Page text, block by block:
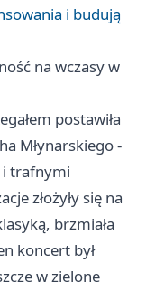
i budują
na wczasy w
postawiła
Młynarskiego -
trafnymi
złożyły się na
brzmiała
koncert był
w zielone